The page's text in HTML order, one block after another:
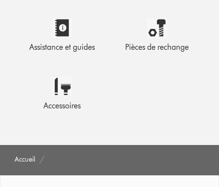
Assistance et guides Pièces de rechange
Accessoires
Accueil